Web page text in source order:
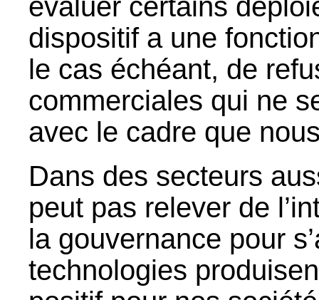
évaluer certains
dispositif a une
le cas échéant, de
commerciales qui ne
avec le cadre que
Dans des secteurs
peut pas relever de
la gouvernance pour
technologies